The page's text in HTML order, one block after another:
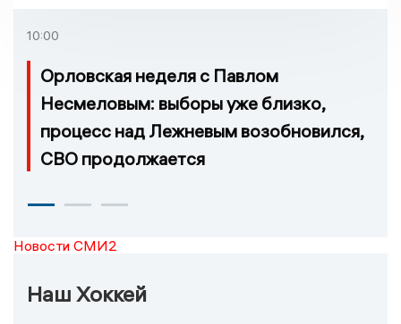
10:00
Орловская неделя с Павлом
Несмеловым: выборы уже близко,
процесс над Лежневым возобновился,
СВО продолжается
Новости СМИ2
Наш Хоккей